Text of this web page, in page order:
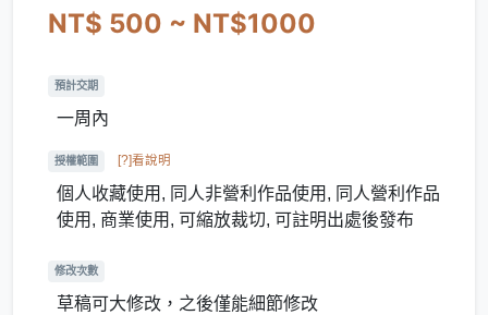
NT$ 500 ~ NT$1000
預計交期
一周內
授權範圍 [?]看說明
個人收藏使用, 同人非營利作品使用, 同人營利作品
使用, 商業使用, 可縮放裁切, 可註明出處後發布
修改次數
草稿可大修改，之後僅能細節修改